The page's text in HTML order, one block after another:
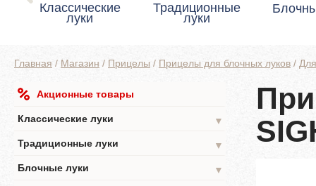
Классические
луки
Традиционные
луки
Главная / Магазин / Прицелы / Прицелы для блочных луков /
Акционные товары
Классические луки
▼
Традиционные луки
▼
Блочные луки
▼